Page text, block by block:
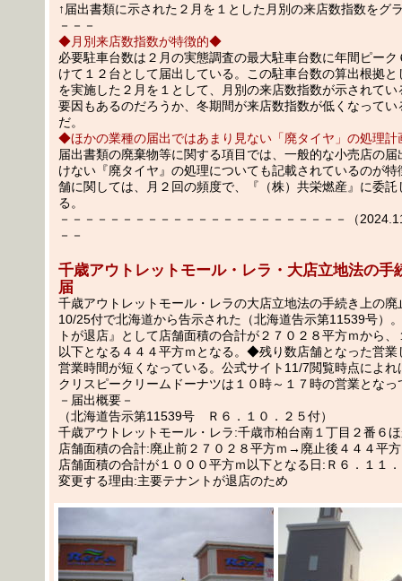
↑届出書類に示された２月を１とした月別の来店数指数をグ
－－－
◆月別来店数指数が特徴的◆
必要駐車台数は２月の実態調査の最大駐車台数に年間ピーク
けて１２台として届出している。この駐車台数の算出根拠と
を実施した２月を１として、月別の来店数指数が示されてい
要因もあるのだろうか、冬期間が来店数指数が低くなってい
だ。
◆ほかの業種の届出ではあまり見ない「廃タイヤ」の処理
届出書類の廃棄物等に関する項目では、一般的な小売店の
けない『廃タイヤ』の処理についても記載されているのが特
舗に関しては、月２回の頻度で、『（株）共栄燃産』に委託
る。
－－－－－－－－－－－－－－－－－－－－－－－（
－－
千歳アウトレットモール・レラ・大店立地法の手
届
千歳アウトレットモール・レラの大店立地法の手続き上の廃
10/25付で北海道から告示された（北海道告示第11539号）
トが退店』として店舗面積の合計が２７０２８平方ｍから
以下となる４４４平方ｍとなる。◆残り数店舗となった営業
営業時間が短くなっている。公式サイト11/7閲覧時点によ
クリスピークリームドーナツは１０時～１７時の営業となっ
－届出概要－
（北海道告示第11539号 Ｒ６．１０．２５付）
千歳アウトレットモール・レラ:千歳市柏台南１丁目２番６
店舗面積の合計:廃止前２７０２８平方ｍ→廃止後４４４平
店舗面積の合計が１０００平方ｍ以下となる日:Ｒ６．１１
変更する理由:主要テナントが退店のため